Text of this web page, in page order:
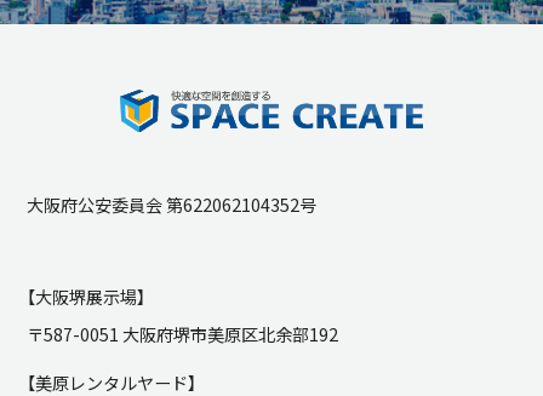
大阪府公安委員会 第622062104352号
【大阪堺展示場】
〒587-0051 大阪府堺市美原区北余部192
【美原レンタルヤード】